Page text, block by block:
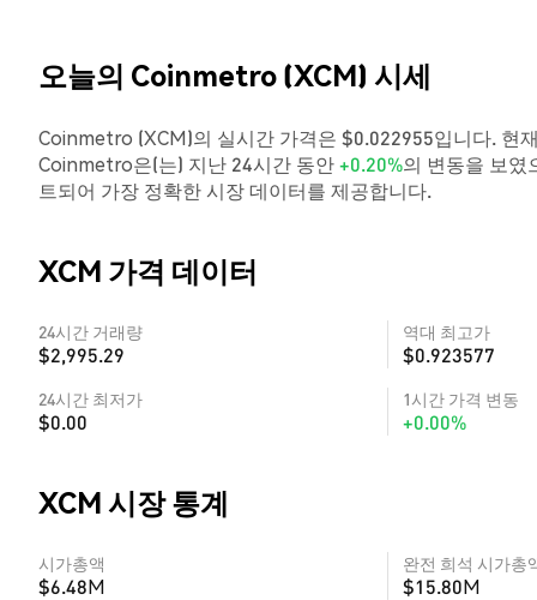
오늘의 Coinmetro (XCM) 시세
Coinmetro (XCM)의 실시간 가격은 $0.022955입니다. 현
Coinmetro은(는) 지난 24시간 동안+0.20%의 변동을 보였
트되어 가장 정확한 시장 데이터를 제공합니다.
XCM 가격 데이터
24시간 거래량
$2,995.29
역대 최고가
$0.923577
24시간 최저가
$0.00
1시간 가격 변동
+0.00%
XCM 시장 통계
시가총액
$6.48M
완전 희석 시가총
$15.80M